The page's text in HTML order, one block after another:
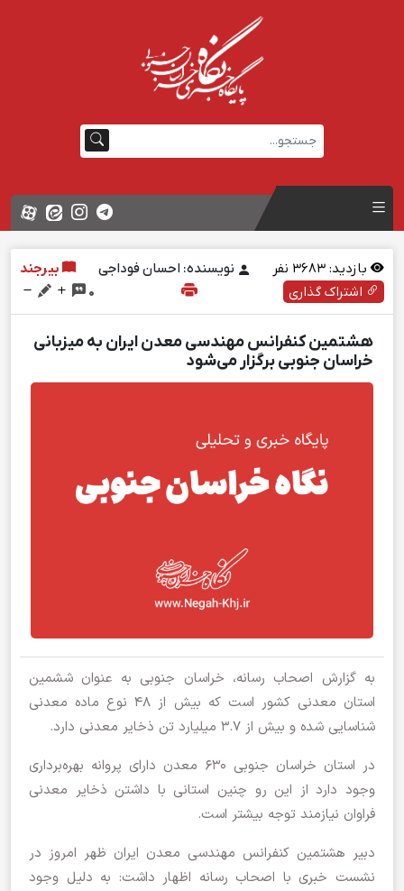
بازدید: نفر نویسنده: احسان فوداجی
بیرجند
اشتراک گذاری
0
هشتمین کنفرانس مهندسی معدن ایران به میزبانی
خراسان جنوبی برگزار می‌شود
به گزارش اصحاب رسانه، خراسان جنوبی به عنوان ششمین
استان معدنی کشور است که بیش از 48 نوع ماده معدنی
شناسایی شده و بیش از 3.7 میلیارد تن ذخایر معدنی دارد.
در استان خراسان جنوبی 630 معدن دارای پروانه بهره‌برداری
وجود دارد از این رو چنین استانی با داشتن ذخایر معدنی
فراوان نیازمند توجه بیشتر است.
دبیر هشتمین کنفرانس مهندسی معدن ایران ظهر امروز در
نشست خبری با اصحاب رسانه اظهار داشت: به دلیل وجود